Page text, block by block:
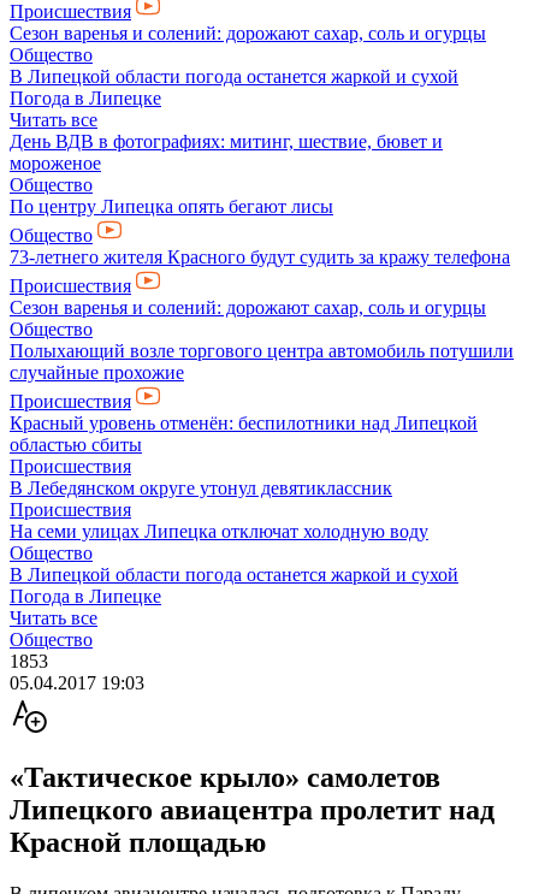
Происшествия
Сезон варенья и солений: дорожают сахар, соль и огурцы
Общество
В Липецкой области погода останется жаркой и сухой
Погода в Липецке
Читать все
День ВДВ в фотографиях: митинг, шествие, бювет и
мороженое
Общество
По центру Липецка опять бегают лисы
Общество
73-летнего жителя Красного будут судить за кражу телефона
Происшествия
Сезон варенья и солений: дорожают сахар, соль и огурцы
Общество
Полыхающий возле торгового центра автомобиль потушили
случайные прохожие
Происшествия
Красный уровень отменён: беспилотники над Липецкой
областью сбиты
Происшествия
В Лебедянском округе утонул девятиклассник
Происшествия
На семи улицах Липецка отключат холодную воду
Общество
В Липецкой области погода останется жаркой и сухой
Погода в Липецке
Читать все
Общество
1853
05.04.2017 19:03
«Тактическое крыло» самолетов
Липецкого авиацентра пролетит над
Красной площадью